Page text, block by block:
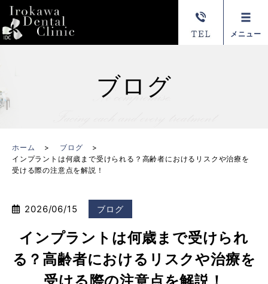
メニュー
ブログ
ホーム
ブログ
インプラントは何歳まで受けられる？高齢者におけるリスクや治療を
受ける際の注意点を解説！
2026/06/15 ブログ
インプラントは何歳まで受けられ
る？高齢者におけるリスクや治療を
受ける際の注意点を解説！